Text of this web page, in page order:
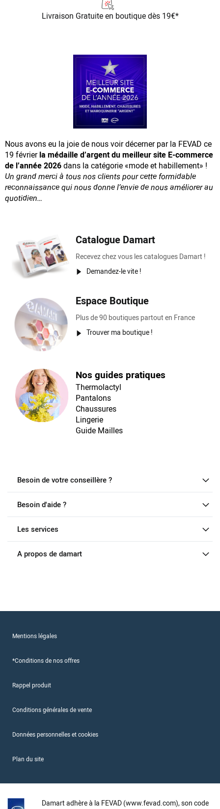
Livraison Gratuiteen boutique dès 19€*
Nous avons eu la joie de nous voir décerner par la FEVAD ce
19 févrierla médaille d’argent du meilleur site E-commerce
de l’année 2026dans la catégorie «mode et habillement» !
Un grand merci à tous nos clients pour cette formidable
reconnaissancequi nous donne l’envie de nous améliorer au
quotidien…
Catalogue Damart
Recevez chez vous les catalogues Damart !
Demandez-le vite !
Espace Boutique
Plus de 90 boutiques partout en France
Trouver ma boutique !
Nos guides pratiques
Thermolactyl
Pantalons
Chaussures
Lingerie
Guide Mailles
Besoin de votre conseillère ?
Besoin d'aide ?
Les services
A propos de damart
Mentions légales
*Conditions de nos offres
Rappel produit
Conditions générales de vente
Données personnelles et cookies
Plan du site
Damart adhère à la FEVAD (www.fevad.com), son code